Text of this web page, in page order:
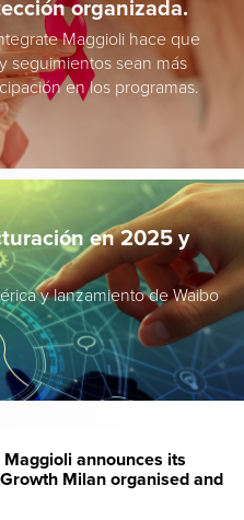
organizada.
Maggioli hace que
seguimientos sean más
en los programas.
en 2025 y
y lanzamiento de Waibo
Maggioli announces its
Milan organised and